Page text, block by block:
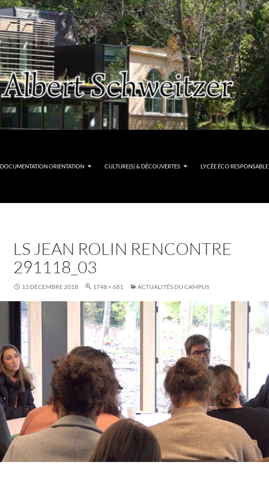
DOCUMENTATION ORIENTATION CULTURE(S) & DÉCOUVERTES LYCÉE ÉCO RESPONSABLE
LS JEAN ROLIN RENCONTRE
291118_03
13 DÉCEMBRE 2018 1748 × 681 ACTUALITÉS DU CAMPUS